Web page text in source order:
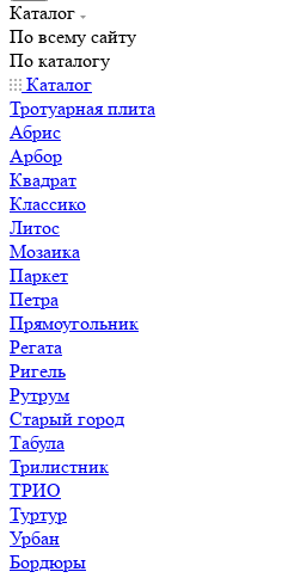
Каталог
По всему сайту
По каталогу
Каталог
Тротуарная плита
Абрис
Арбор
Квадрат
Классико
Литос
Мозаика
Паркет
Петра
Прямоугольник
Регата
Ригель
Рутрум
Старый город
Табула
Трилистник
ТРИО
Туртур
Урбан
Бордюры